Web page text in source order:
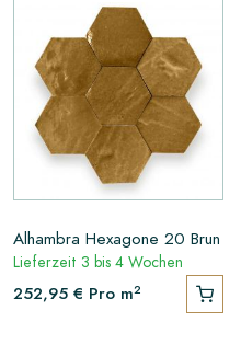
Alhambra Hexagone 20 Brun
Lieferzeit 3 bis 4 Wochen
252,95 € Pro m2